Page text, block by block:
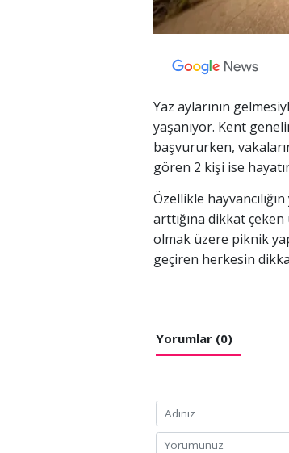
Yaz aylarının
yaşanıyor. Kent
başvururken,
gören 2 kişi ise
Özellikle
arttığına dikkat
olmak üzere piknik
geçiren herkesin
Yorumlar (0)